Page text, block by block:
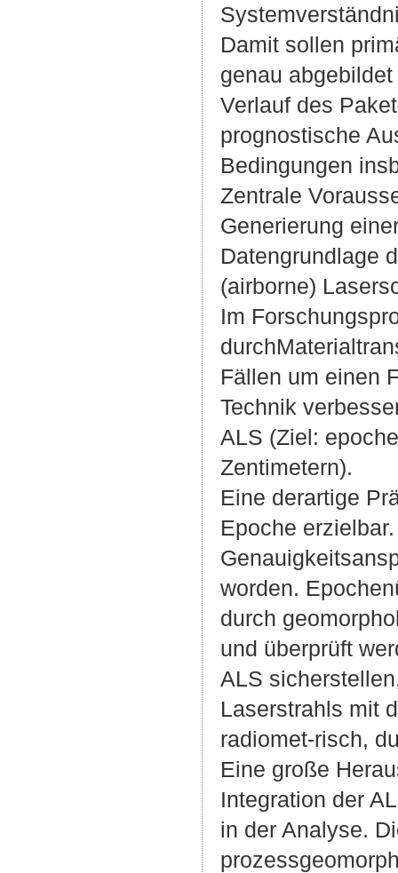
Damit sollen
genau
Verlauf des
prognostische
Bedingungen
Zentrale
Generierung
Datengrundlage
(airborne)
Im
Fällen um einen
Technik
ALS (Ziel:
Zentimetern).
Eine derartige
Epoche
worden.
durch
und überprüft
ALS
Laserstrahls mit
radiomet-risch,
Eine große
Integration der
in der Analyse.